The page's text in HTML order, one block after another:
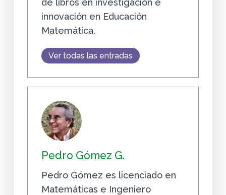
innovación en Educación
Matemática.
Ver todas las entradas
Pedro Gómez G.
Pedro Gómez es licenciado en
Matemáticas e Ingeniero